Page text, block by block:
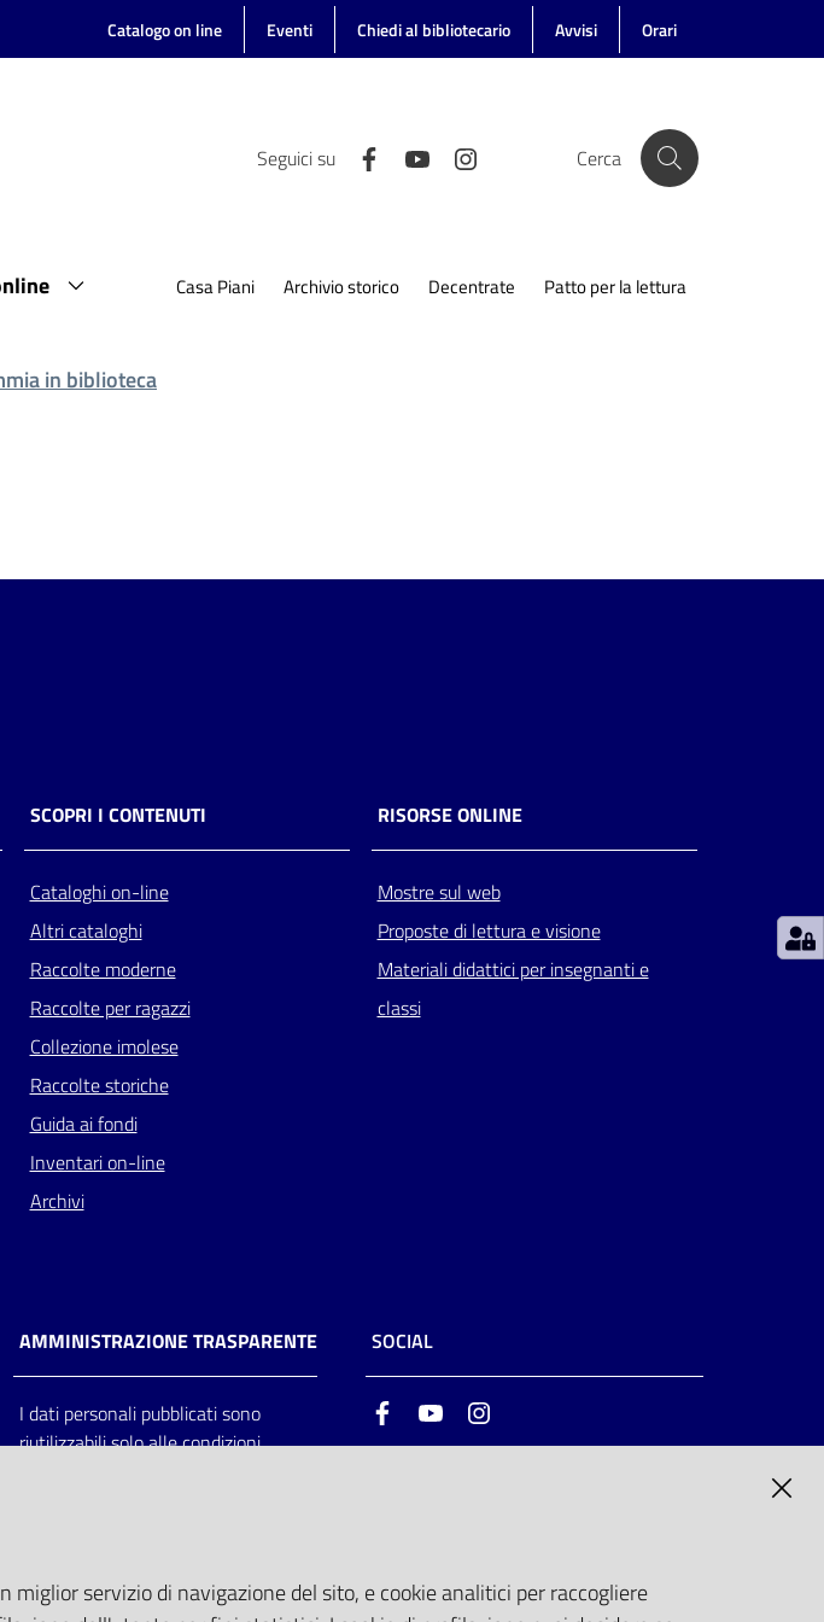
Catalogo on line Eventi Chiedi al bibliotecario Avvisi Orari
Seguici su Cerca
Casa Piani Archivio storico Decentrate Patto per la lettura
in biblioteca
SCOPRI I CONTENUTI
Cataloghi on-line
Altri cataloghi
Raccolte moderne
Raccolte per ragazzi
Collezione imolese
Raccolte storiche
Guida ai fondi
Inventari on-line
Archivi
RISORSE ONLINE
Mostre sul web
Proposte di lettura e visione
Materiali didattici per insegnanti e
classi
AMMINISTRAZIONE TRASPARENTE
I dati personali pubblicati sono
riutilizzabili solo alle condizioni
SOCIAL
FacebookYoutube
servizio di navigazione del sito, e cookie analitici per raccogliere